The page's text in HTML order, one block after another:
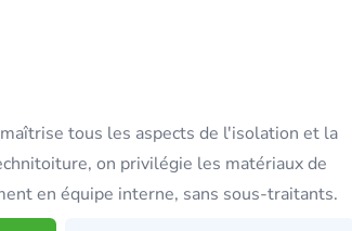
tous les aspects de l'isolation et la
on privilégie les matériaux de
en équipe interne, sans sous-traitants.